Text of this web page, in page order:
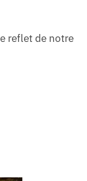
reflet de notre